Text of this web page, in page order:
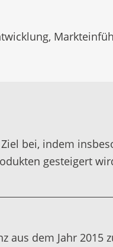
bei, indem
gesteigert
aus dem Jahr